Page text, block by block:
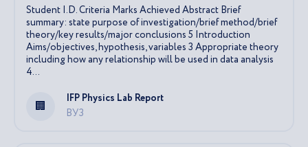
Student I.D. Criteria Marks Achieved Abstract Brief
summary: state purpose of investigation/brief method/brief
theory/key results/major conclusions 5 Introduction
Aims/objectives, hypothesis, variables 3 Appropriate theory
including how any relationship will be used in data analysis
4...
ВУЗ
IFP Physics Lab Report